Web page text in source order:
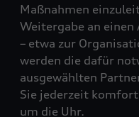
Maßnahmen
Weitergabe an
– etwa zur
werden die dafür
ausgewählten
Sie jederzeit
um die Uhr.